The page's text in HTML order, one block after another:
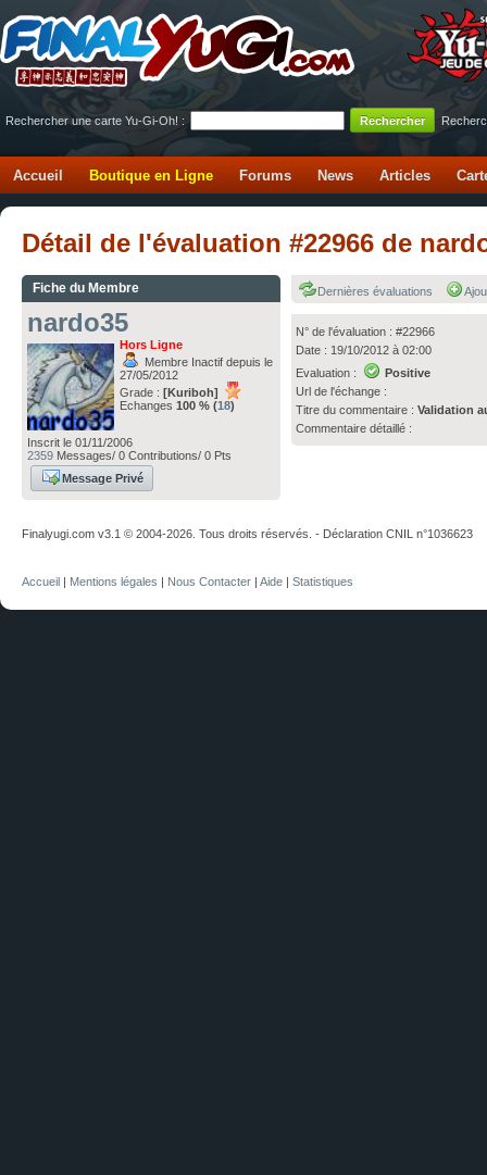
Rechercher une carte Yu-Gi-Oh! :
Accueil Boutique en Ligne Forums News Articles
Détail de l'évaluation #22966 de
Fiche du Membre
nardo35
Hors Ligne
Membre Inactif depuis le
27/05/2012
Grade : [Kuriboh]
Echanges 100 % (18)
Inscrit le 01/11/2006
2359 Messages/ 0 Contributions/ 0 Pts
Message Privé
Dernières évaluations
N° de l'évaluation : #22966
Date : 19/10/2012 à 02:00
Evaluation :
Positive
Url de l'échange :
Titre du commentaire :Validation
Commentaire détaillé :
Finalyugi.com v3.1 © 2004-2026. Tous droits réservés. - Déclaration CNIL n°1036623
Accueil | Mentions légales | Nous Contacter | Aide | Statistiques